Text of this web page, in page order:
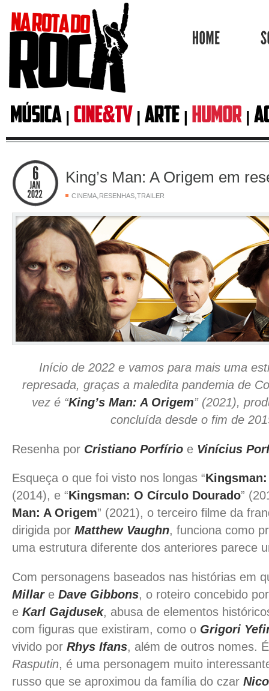
King’s Man: A Origem em
CINEMA,RESENHAS,TRAILER
Início de 2022 e vamos para mais uma
represada, graças a maledita pandemia de
vez é “King’s Man: A Origem” (2021),
concluída desde o fim de
Resenha por Cristiano Porfírio e Vinícius
Esqueça o que foi visto nos longas “
(2014), e “Kingsman: O Círculo Dourado”
Man: A Origem” (2021), o terceiro filme da
dirigida por Matthew Vaughn, funciona como
uma estrutura diferente dos anteriores parece
Com personagens baseados nas histórias em
Millare Dave Gibbons, o roteiro concebido
e Karl Gajdusek, abusa de elementos
com figuras que existiram, como o Grigori
vivido por Rhys Ifans, além de outros nomes.
Rasputin, é uma personagem muito
russo que se aproximou da família do czar